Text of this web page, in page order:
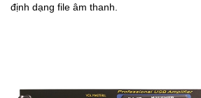
Máy
nghệ
định dạng file âm thanh.